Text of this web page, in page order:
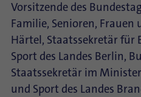
Vorsitzende des
Familie, Senioren, Frauen
Härtel, Staatssekretär für
Sport des Landes Berlin,
Staatssekretär im
und Sport des Landes